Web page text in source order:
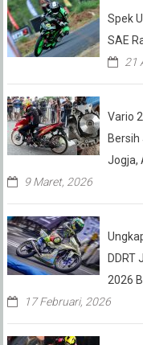
Spek
SAE
21
Vario
Jogja,
9 Maret, 2026
DDRT
2026
17 Februari, 2026